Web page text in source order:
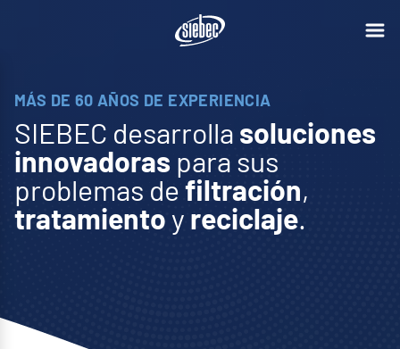
MÁS DE 60 AÑOS DE EXPERIENCIA
SIEBEC desarrolla soluciones
innovadoras para sus
problemas defiltración,
tratamiento y reciclaje.
Polymem se
une al grupo
SIEBEC
paso en su desarrollo anunciando